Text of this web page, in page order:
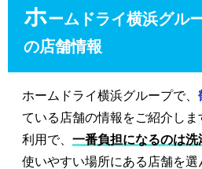
ホームドライ横浜グル
の店舗情報
ホームドライ横浜グループで、
ている店舗の情報をご紹介し
利用で、 一番負担になるのは
使いやすい場所にある店舗を